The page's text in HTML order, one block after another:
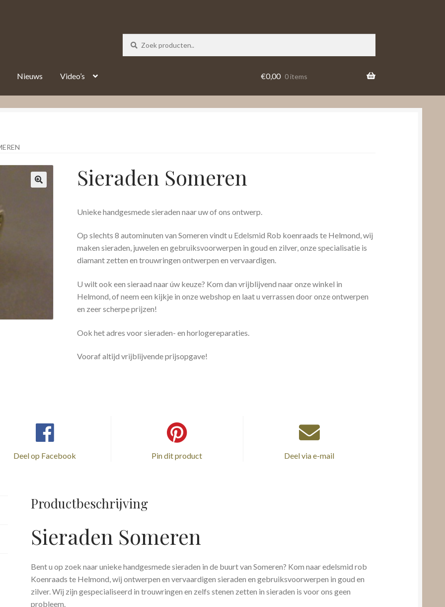
Nieuws Video’s €0,00 0 items
Sieraden Someren
Unieke handgesmede sieraden naar uw of ons ontwerp.
Op slechts 8 autominuten van Someren vindt u Edelsmid Rob koenraads te Helmond, wij
maken sieraden, juwelen en gebruiksvoorwerpen in goud en zilver, onze specialisatie is
diamant zetten en trouwringen ontwerpen en vervaardigen.
U wilt ook een sieraad naar úw keuze? Kom dan vrijblijvend naar onze winkel in
Helmond, of neem een kijkje in onze webshop en laat u verrassen door onze ontwerpen
en zeer scherpe prijzen!
Ook het adres voor sieraden- en horlogereparaties.
Vooraf altijd vrijblijvende prijsopgave!
Deel op Facebook Pin dit product Deel via e-mail
Productbeschrijving
Sieraden Someren
Bent u op zoek naar unieke handgesmede sieraden in de buurt van Someren? Kom naar edelsmid rob
Koenraads te Helmond, wij ontwerpen en vervaardigen sieraden en gebruiksvoorwerpen in goud en
zilver. Wij zijn gespecialiseerd in trouwringen en zelfs stenen zetten in sieraden is voor ons geen
probleem.